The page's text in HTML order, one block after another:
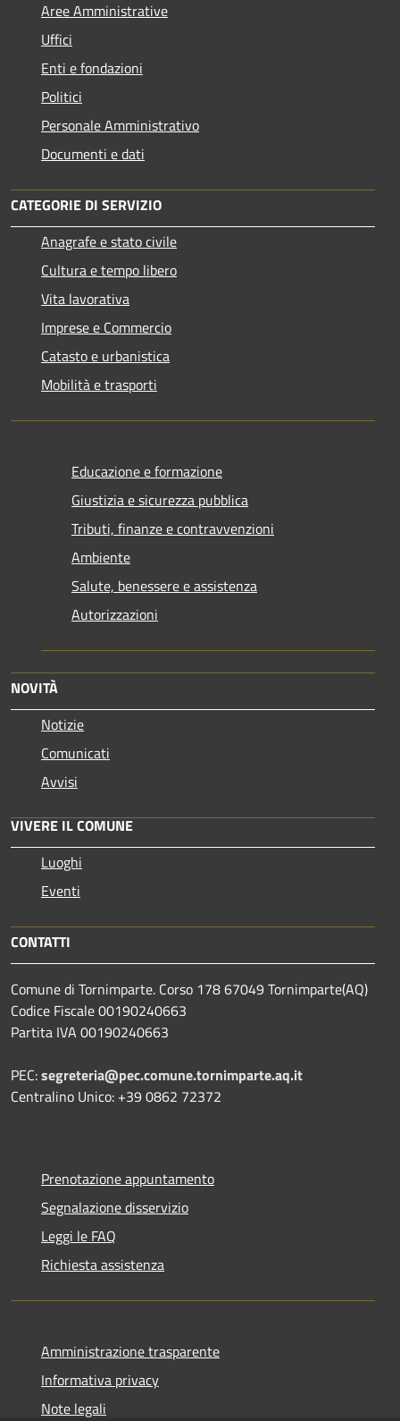
Aree Amministrative
Uffici
Enti e fondazioni
Politici
Personale Amministrativo
Documenti e dati
CATEGORIE DI SERVIZIO
Anagrafe e stato civile
Cultura e tempo libero
Vita lavorativa
Imprese e Commercio
Catasto e urbanistica
Mobilità e trasporti
Educazione e formazione
Giustizia e sicurezza pubblica
Tributi, finanze e contravvenzioni
Ambiente
Salute, benessere e assistenza
Autorizzazioni
NOVITÀ
Notizie
Comunicati
Avvisi
VIVERE IL COMUNE
Luoghi
Eventi
CONTATTI
Comune di Tornimparte. Corso 178 67049 Tornimparte(AQ)
Codice Fiscale 00190240663
Partita IVA 00190240663
PEC:segreteria@pec.comune.tornimparte.aq.it
Centralino Unico: +39 0862 72372
Prenotazione appuntamento
Segnalazione disservizio
Leggi le FAQ
Richiesta assistenza
Amministrazione trasparente
Informativa privacy
Note legali